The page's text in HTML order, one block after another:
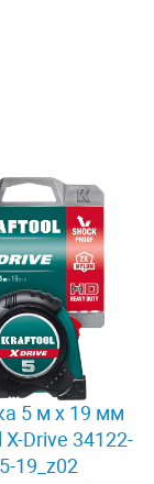
5 м x 19 мм
Drive 34122-
19_z02